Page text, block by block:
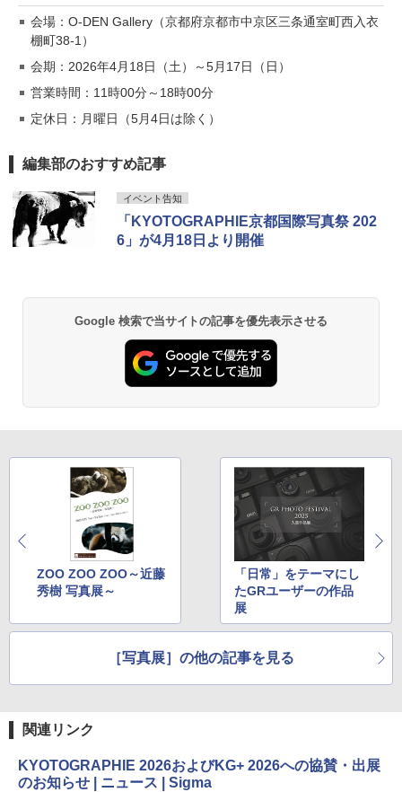
会場：O-DEN Gallery（京都府京都市中京区三条通室町西入衣
棚町38-1）
会期：2026年4月18日（土）～5月17日（日）
営業時間：11時00分～18時00分
定休日：月曜日（5月4日は除く）
編集部のおすすめ記事
イベント告知
「KYOTOGRAPHIE京都国際写真祭 202
6」が4月18日より開催
Google 検索で当サイトの記事を優先表示させる
ZOO ZOO ZOO～近藤
秀樹 写真展～
「日常」をテーマにし
たGRユーザーの作品
展
［写真展］の他の記事を見る
関連リンク
KYOTOGRAPHIE 2026およびKG+ 2026への協賛・出展
のお知らせ | ニュース | Sigma